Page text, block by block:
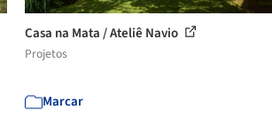
Casa na Mata / Ateliê Navio
Projetos
Marcar